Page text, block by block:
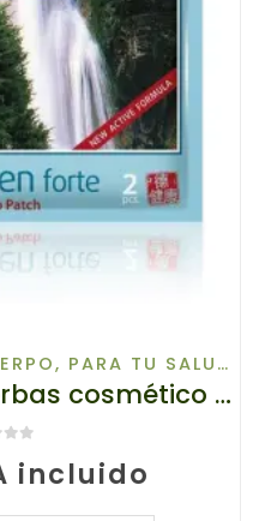
, PARA TU SALUD
30111 Parche de hierbas cosmético para el cuerpo «Yaoshen», tianDe, 2 piezas., Cascada de sustancias valiosas
incluido